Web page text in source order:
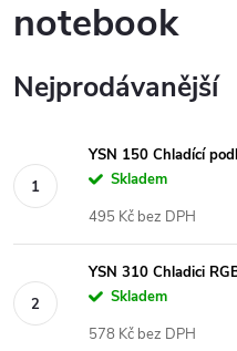
notebook
Nejprodávanější
YSN 150 Chladící
Skladem
495 Kč bez DPH
YSN 310 Chladici
Skladem
578 Kč bez DPH